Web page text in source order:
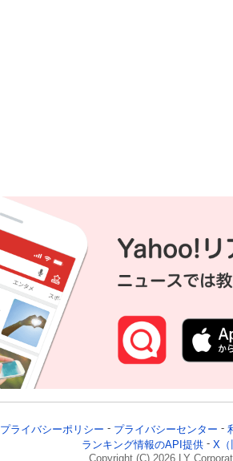
プライバシーポリシー プライバシーセンター
ランキング情報のAPI提供
X（
Copyright (C) 2026LY